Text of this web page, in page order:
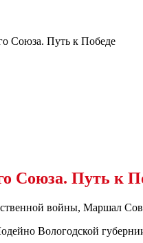
Союза. Путь к Победе
Союза. Путь к
войны, Маршал
Вологодской